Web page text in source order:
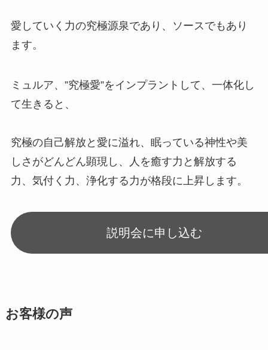
愛していく力の究極源泉であり、ソースでもあり
ます。
ミュルア、”究極愛”をインプラントして、一体化し
て生きると、
究極の自己解放と愛に溢れ、眠っている神性や美
しさがどんどん顕現し、人を癒す力と解放する
力、気付く力、浄化する力が格段に上昇します。
説明会に申し込む
お客様の声